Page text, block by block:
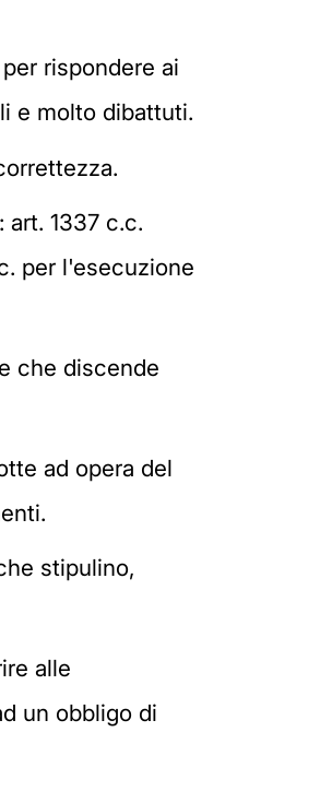
rispondere ai
e molto dibattuti.
1337 c.c.
per l'esecuzione
che discende
ad opera del
stipulino,
alle
un obbligo di